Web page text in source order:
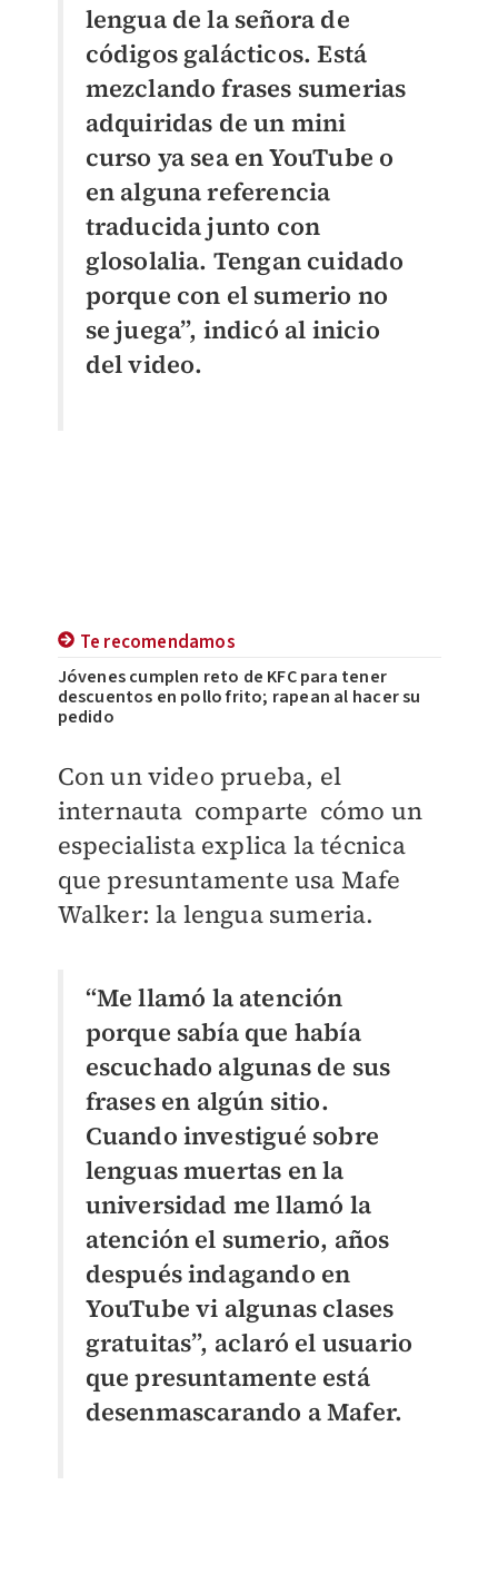
lengua de la señora de
códigos galácticos. Está
mezclando frases sumerias
adquiridas de un mini
curso ya sea en YouTube o
en alguna referencia
traducida junto con
glosolalia. Tengan cuidado
porque con el sumerio no
se juega”, indicó al inicio
del video.
Te recomendamos
Jóvenes cumplen reto de KFC para tener
descuentos en pollo frito; rapean al hacer su
pedido
Con un video prueba, el
internauta comparte cómo un
especialista explica la técnica
que presuntamente usa Mafe
Walker: la lengua sumeria.
“Me llamó la atención
porque sabía que había
escuchado algunas de sus
frases en algún sitio.
Cuando investigué sobre
lenguas muertas en la
universidad me llamó la
atención el sumerio, años
después indagando en
YouTube vi algunas clases
gratuitas”, aclaró el usuario
que presuntamente está
desenmascarando a Mafer.